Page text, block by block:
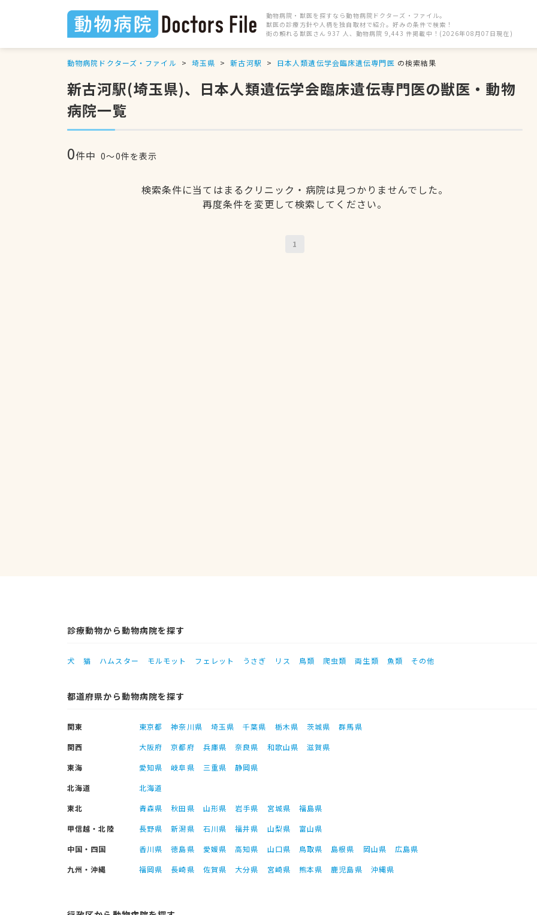
動物病院・獣医を探すなら動物病院ドクターズ・ファイル。
獣医の診療方針や人柄を独自取材で紹介。好みの条件で検索！
街の頼れる獣医さん 937 人、動物病院 9,443 件掲載中！(2026年08月07日現在)
動物病院ドクターズ・ファイル 埼玉県 新古河駅 日本人類遺伝学会臨床遺伝専門医 の検索結果
新古河駅(埼玉県)、日本人類遺伝学会臨床遺伝専門医の獣医・動物
病院一覧
0件中 0〜0件を表示
検索条件に当てはまるクリニック・病院は見つかりませんでした。
再度条件を変更して検索してください。
1
診療動物から動物病院を探す
犬 猫 ハムスター モルモット フェレット うさぎ リス 鳥類 爬虫類 両生類 魚類 その他
都道府県から動物病院を探す
関東 東京都 神奈川県 埼玉県 千葉県 栃木県 茨城県
群馬県
関西
大阪府 京都府 兵庫県 奈良県 和歌山県
滋賀県
東海
愛知県 岐阜県 三重県
静岡県
北海道
北海道
東北
青森県 秋田県 山形県 岩手県 宮城県
福島県
甲信越・北陸
長野県 新潟県 石川県 福井県 山梨県
富山県
中国・四国
香川県 徳島県 愛媛県 高知県 山口県 鳥取県 島根県 岡山県
広島県
九州・沖縄
福岡県 長崎県 佐賀県 大分県 宮崎県 熊本県 鹿児島県 沖縄県